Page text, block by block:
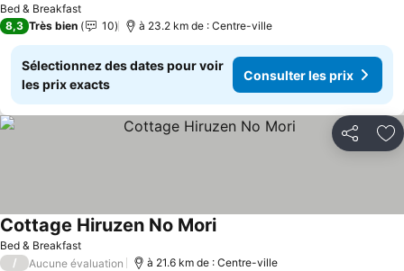
Bed & Breakfast
8,3 Très bien 10 à 23.2 km de : Centre-ville
Sélectionnez des dates pour voir
les prix exacts
Consulter les prix
Partager
Bed & Breakfast
Cottage Hiruzen No Mori
/ Aucune évaluation à 21.6 km de : Centre-ville